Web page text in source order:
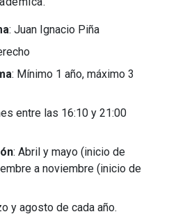
: Juan Ignacio Piña
: Mínimo 1 año, máximo 3
entre las 16:10 y 21:00
: Abril y mayo (inicio de
a noviembre (inicio de
y agosto de cada año.